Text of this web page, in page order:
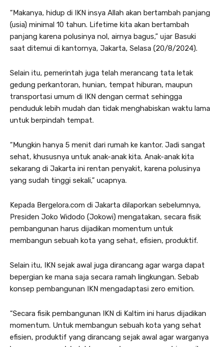
“Makanya, hidup di IKN insya Allah akan bertambah panjang
(usia) minimal 10 tahun. Lifetime kita akan bertambah
panjang karena polusinya nol, airnya bagus,” ujar Basuki
saat ditemui di kantornya, Jakarta, Selasa (20/8/2024).
Selain itu, pemerintah juga telah merancang tata letak
gedung perkantoran, hunian, tempat hiburan, maupun
transportasi umum di IKN dengan cermat sehingga
penduduk lebih mudah dan tidak menghabiskan waktu lama
untuk berpindah tempat.
“Mungkin hanya 5 menit dari rumah ke kantor. Jadi sangat
sehat, khususnya untuk anak-anak kita. Anak-anak kita
sekarang di Jakarta ini rentan penyakit, karena polusinya
yang sudah tinggi sekali,” ucapnya.
Kepada Bergelora.com di Jakarta dilaporkan sebelumnya,
Presiden Joko Widodo (Jokowi) mengatakan, secara fisik
pembangunan harus dijadikan momentum untuk
membangun sebuah kota yang sehat, efisien, produktif.
Selain itu, IKN sejak awal juga dirancang agar warga dapat
bepergian ke mana saja secara ramah lingkungan. Sebab
konsep pembangunan IKN mengadaptasi zero emition.
“Secara fisik pembangunan IKN di Kaltim ini harus dijadikan
momentum. Untuk membangun sebuah kota yang sehat
efisien, produktif yang dirancang sejak awal agar warganya